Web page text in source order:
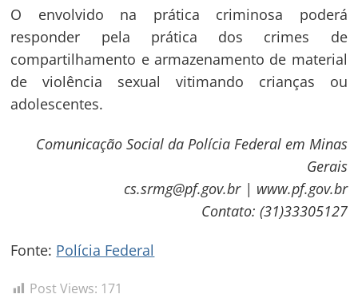
O envolvido na prática criminosa poderá
responder pela prática dos crimes de
compartilhamento e armazenamento de material
de violência sexual vitimando crianças ou
adolescentes.
Comunicação Social da Polícia Federal em Minas
Gerais
cs.srmg@pf.gov.br | www.pf.gov.br
Contato: (31)33305127
Fonte: Polícia Federal
Post Views: 171
Navegação
Post